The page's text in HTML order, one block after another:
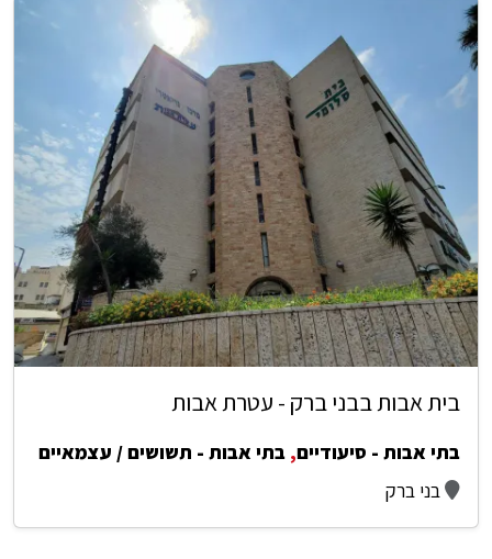
בית אבות בבני ברק - עטרת אבות
בתי אבות - סיעודיים, בתי אבות - תשושים / עצמאיים
בני ברק